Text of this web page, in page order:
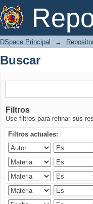
Buscar
DSpace Principal →
Buscar
Filtros
Use filtros para refinar sus
Filtros actuales: